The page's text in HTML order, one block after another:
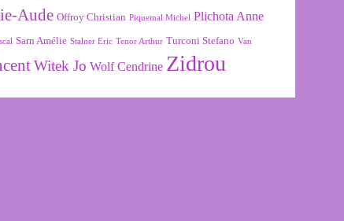
Aude Offroy Christian Piquemal Michel Plichota Anne
Sarn Amélie Stalner Eric Tenor Arthur Turconi Stefano Van
Witek Jo Wolf Cendrine Zidrou